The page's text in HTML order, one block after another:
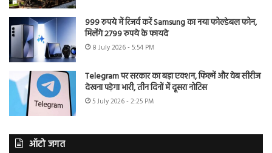
999 रुपये में रिजर्व करें Samsung का नया फोल्डेबल फोन,
मिलेंगे 2799 रुपये के फायदे
8 July 2026 - 5:54 PM
Telegram पर सरकार का बड़ा एक्शन, फिल्में और वेब सीरीज
देखना पड़ेगा भारी, तीन दिनों में दूसरा नोटिस
5 July 2026 - 2:25 PM
ऑटो जगत